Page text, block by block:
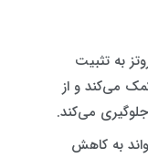
به تثبیت
می‌کند و از
می‌کند.
به کاهش